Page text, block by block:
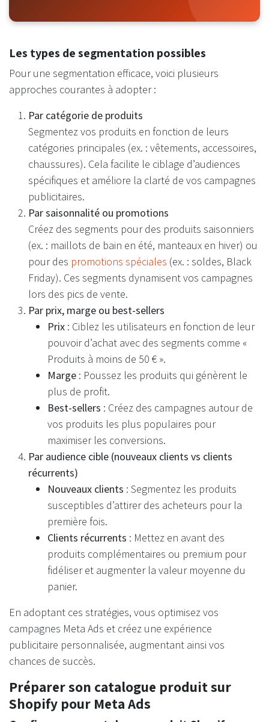
Les types de segmentation possibles
Pour une segmentation efficace, voici plusieurs
approches courantes à adopter :
Par catégorie de produits
Segmentez vos produits en fonction de leurs
catégories principales (ex. : vêtements, accessoires,
chaussures). Cela facilite le ciblage d’audiences
spécifiques et améliore la clarté de vos campagnes
publicitaires.
Par saisonnalité ou promotions
Créez des segments pour des produits saisonniers
(ex. : maillots de bain en été, manteaux en hiver) ou
pour des promotions spéciales (ex. : soldes, Black
Friday). Ces segments dynamisent vos campagnes
lors des pics de vente.
Par prix, marge ou best-sellers
Prix : Ciblez les utilisateurs en fonction de leur
pouvoir d’achat avec des segments comme «
Produits à moins de 50 € ».
Marge : Poussez les produits qui génèrent le
plus de profit.
Best-sellers : Créez des campagnes autour de
vos produits les plus populaires pour
maximiser les conversions.
Par audience cible (nouveaux clients vs clients
récurrents)
Nouveaux clients : Segmentez les produits
susceptibles d’attirer des acheteurs pour la
première fois.
Clients récurrents : Mettez en avant des
produits complémentaires ou premium pour
fidéliser et augmenter la valeur moyenne du
panier.
En adoptant ces stratégies, vous optimisez vos
campagnes Meta Ads et créez une expérience
publicitaire personnalisée, augmentant ainsi vos
chances de succès.
Préparer son catalogue produit sur
Shopify pour Meta Ads